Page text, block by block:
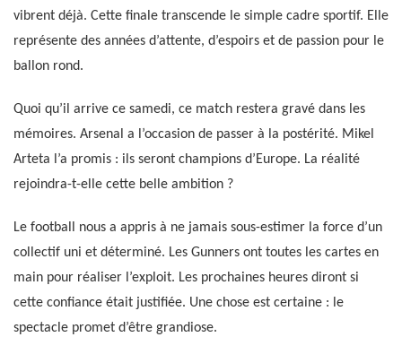
vibrent déjà. Cette finale transcende le simple cadre sportif. Elle
représente des années d’attente, d’espoirs et de passion pour le
ballon rond.
Quoi qu’il arrive ce samedi, ce match restera gravé dans les
mémoires. Arsenal a l’occasion de passer à la postérité. Mikel
Arteta l’a promis : ils seront champions d’Europe. La réalité
rejoindra-t-elle cette belle ambition ?
Le football nous a appris à ne jamais sous-estimer la force d’un
collectif uni et déterminé. Les Gunners ont toutes les cartes en
main pour réaliser l’exploit. Les prochaines heures diront si
cette confiance était justifiée. Une chose est certaine : le
spectacle promet d’être grandiose.